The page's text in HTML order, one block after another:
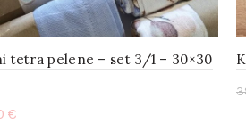
tetra pelene – set 3/1 – 30×30
€